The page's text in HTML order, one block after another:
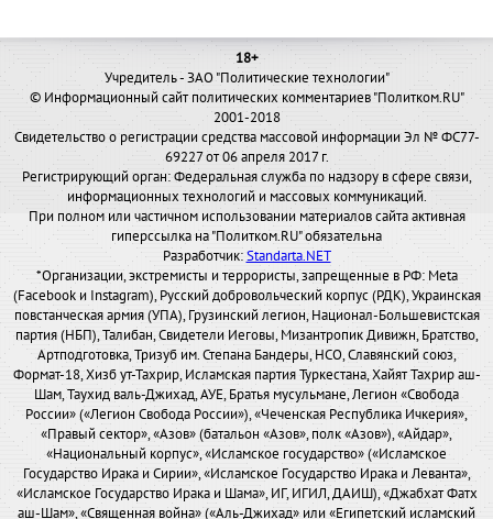
18+
Учредитель - ЗАО "Политические технологии"
© Информационный сайт политических комментариев "Политком.RU"
2001-2018
Свидетельство о регистрации средства массовой информации Эл № ФС77-
69227 от 06 апреля 2017 г.
Регистрирующий орган: Федеральная служба по надзору в сфере связи,
информационных технологий и массовых коммуникаций.
При полном или частичном использовании материалов сайта активная
гиперссылка на "Политком.RU" обязательна
Разработчик:Standarta.NET
*Организации, экстремисты и террористы, запрещенные в РФ: Meta
(Facebook и Instagram), Русский добровольческий корпус (РДК), Украинская
повстанческая армия (УПА), Грузинский легион, Национал-Большевистская
партия (НБП), Талибан, Свидетели Иеговы, Мизантропик Дивижн, Братство,
Артподготовка, Тризуб им. Степана Бандеры, НСО, Славянский союз,
Формат-18, Хизб ут-Тахрир, Исламская партия Туркестана, Хайят Тахрир аш-
Шам, Таухид валь-Джихад, АУЕ, Братья мусульмане, Легион «Свобода
России» («Легион Свобода России»), «Чеченская Республика Ичкерия»,
«Правый сектор», «Азов» (батальон «Азов», полк «Азов»), «Айдар»,
«Национальный корпус», «Исламское государство» («Исламское
Государство Ирака и Сирии», «Исламское Государство Ирака и Леванта»,
«Исламское Государство Ирака и Шама», ИГ, ИГИЛ, ДАИШ), «Джабхат Фатх
аш-Шам», «Священная война» («Аль-Джихад» или «Египетский исламский